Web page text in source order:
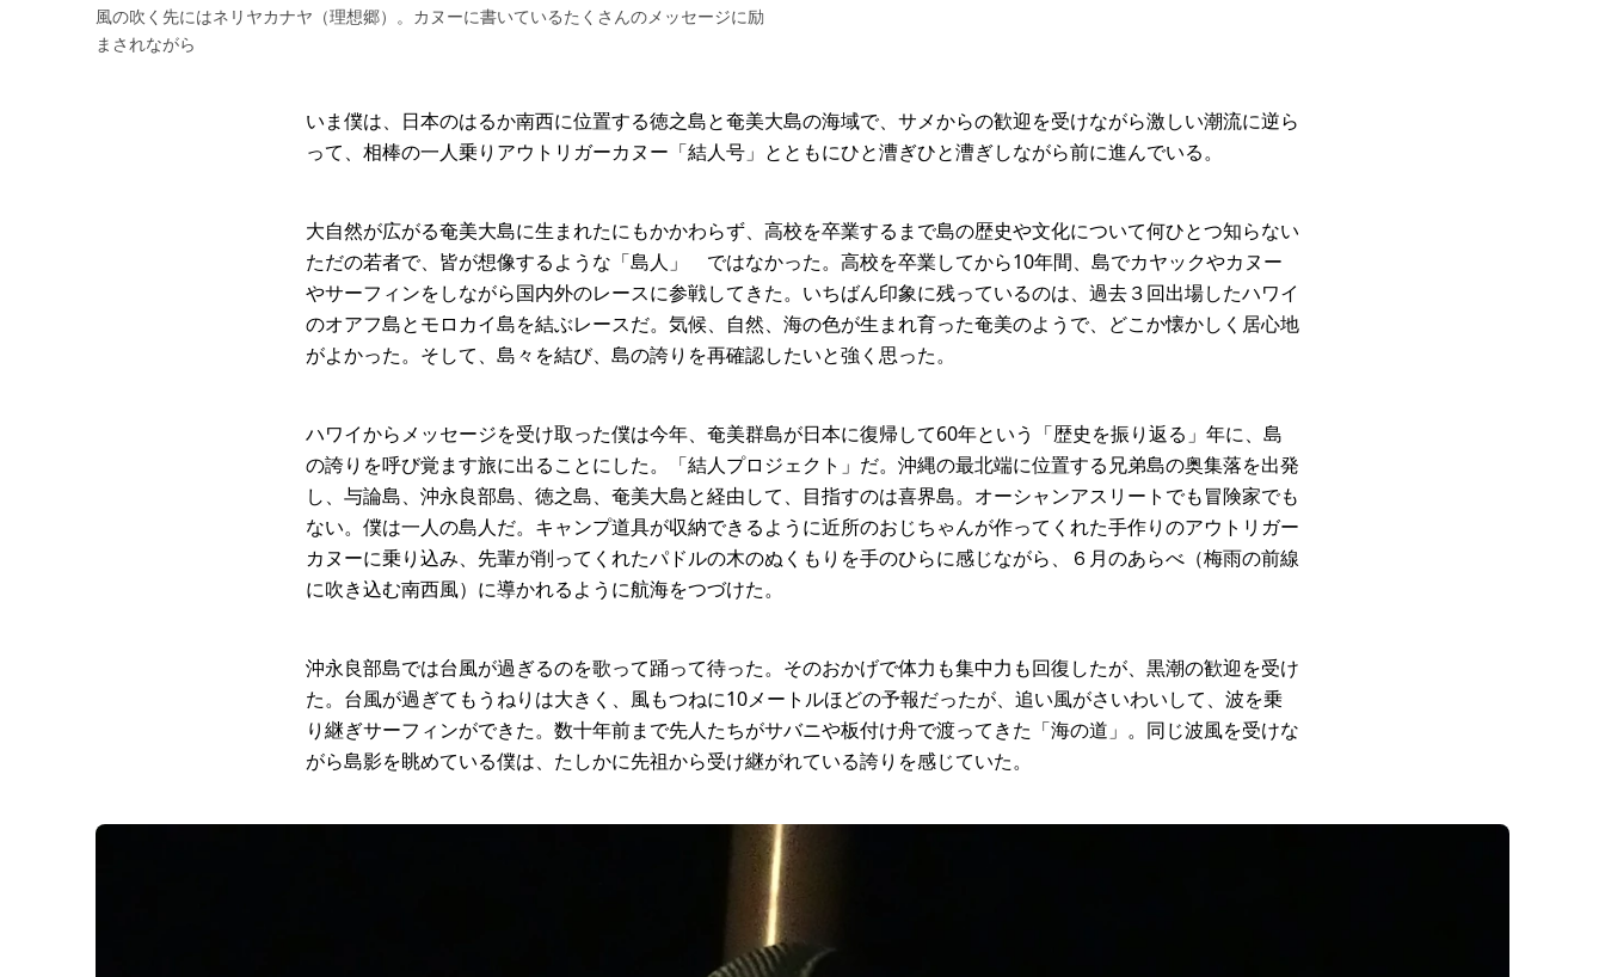
風の吹く先にはネリヤカナヤ（理想郷）。カヌーに書いているたくさんのメッセージに励
まされながら
いま僕は、日本のはるか南西に位置する徳之島と奄美大島の海域で、サメからの歓迎を受けながら激しい潮流に逆ら
って、相棒の一人乗りアウトリガーカヌー「結人号」とともにひと漕ぎひと漕ぎしながら前に進んでいる。
大自然が広がる奄美大島に生まれたにもかかわらず、高校を卒業するまで島の歴史や文化について何ひとつ知らない
ただの若者で、皆が想像するような「島人」 ではなかった。高校を卒業してから10年間、島でカヤックやカヌー
やサーフィンをしながら国内外のレースに参戦してきた。いちばん印象に残っているのは、過去３回出場したハワイ
のオアフ島とモロカイ島を結ぶレースだ。気候、自然、海の色が生まれ育った奄美のようで、どこか懐かしく居心地
がよかった。そして、島々を結び、島の誇りを再確認したいと強く思った。
ハワイからメッセージを受け取った僕は今年、奄美群島が日本に復帰して60年という「歴史を振り返る」年に、島
の誇りを呼び覚ます旅に出ることにした。「結人プロジェクト」だ。沖縄の最北端に位置する兄弟島の奥集落を出発
し、与論島、沖永良部島、徳之島、奄美大島と経由して、目指すのは喜界島。オーシャンアスリートでも冒険家でも
ない。僕は一人の島人だ。キャンプ道具が収納できるように近所のおじちゃんが作ってくれた手作りのアウトリガー
カヌーに乗り込み、先輩が削ってくれたパドルの木のぬくもりを手のひらに感じながら、６月のあらべ（梅雨の前線
に吹き込む南西風）に導かれるように航海をつづけた。
沖永良部島では台風が過ぎるのを歌って踊って待った。そのおかげで体力も集中力も回復したが、黒潮の歓迎を受け
た。台風が過ぎてもうねりは大きく、風もつねに10メートルほどの予報だったが、追い風がさいわいして、波を乗
り継ぎサーフィンができた。数十年前まで先人たちがサバニや板付け舟で渡ってきた「海の道」。同じ波風を受けな
がら島影を眺めている僕は、たしかに先祖から受け継がれている誇りを感じていた。